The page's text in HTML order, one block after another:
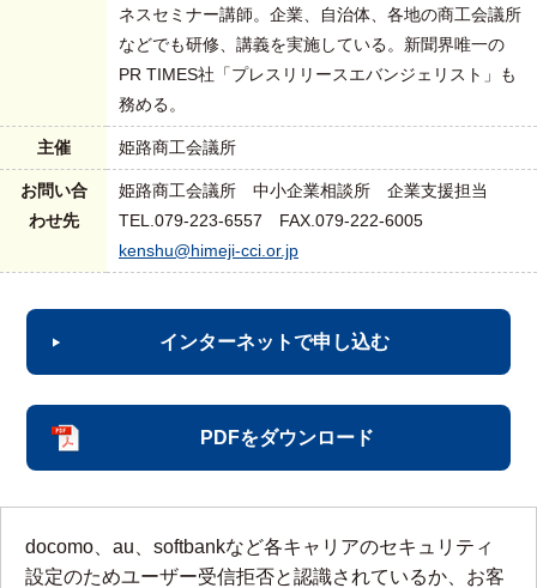
ネスセミナー講師。企業、自治体、各地の商工会議所
などでも研修、講義を実施している。新聞界唯一の
PR TIMES社「プレスリリースエバンジェリスト」も
務める。
主催 姫路商工会議所
お問い合
わせ先
姫路商工会議所 中小企業相談所 企業支援担当
TEL.079-223-6557 FAX.079-222-6005
kenshu@himeji-cci.or.jp
インターネットで申し込む
PDFをダウンロード
docomo、au、softbankなど各キャリアのセキュリティ
設定のためユーザー受信拒否と認識されているか、お客